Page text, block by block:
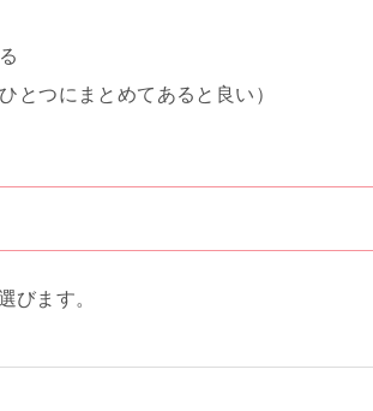
つにまとめてあると良い）
びます。